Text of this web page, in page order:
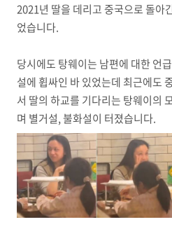
2021년 딸을 데리고 중국으로 돌아
었습니다.
당시에도 탕웨이는 남편에 대한 언
설에 휩싸인 바 있었는데 최근에도
서 딸의 하교를 기다리는 탕웨이의
며 별거설, 불화설이 터졌습니다.